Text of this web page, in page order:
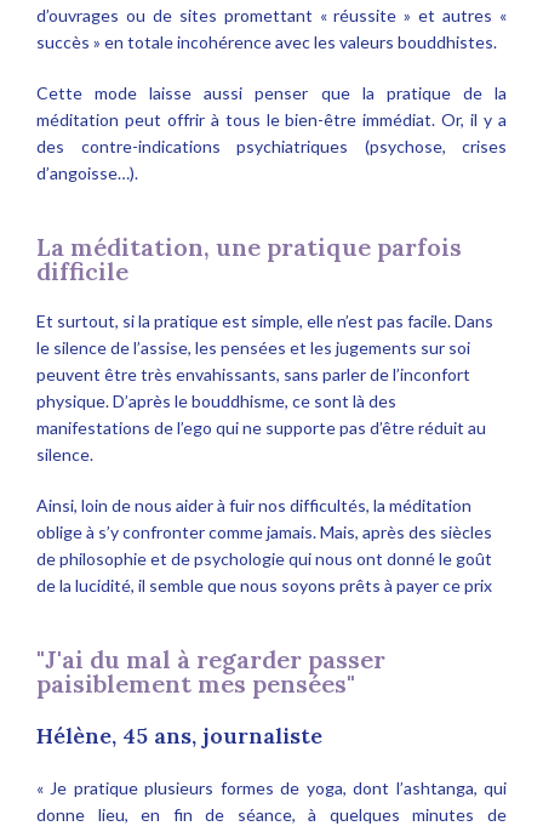
d’ouvrages ou de sites promettant « réussite » et autres «
succès » en totale incohérence avec les valeurs bouddhistes.
Cette mode laisse aussi penser que la pratique de la
méditation peut offrir à tous le bien-être immédiat. Or, il y a
des contre-indications psychiatriques (psychose, crises
d’angoisse…).
La méditation, une pratique parfois
difficile
Et surtout, si la pratique est simple, elle n’est pas facile. Dans
le silence de l’assise, les pensées et les jugements sur soi
peuvent être très envahissants, sans parler de l’inconfort
physique. D’après le bouddhisme, ce sont là des
manifestations de l’ego qui ne supporte pas d’être réduit au
silence.
Ainsi, loin de nous aider à fuir nos difficultés, la méditation
oblige à s’y confronter comme jamais. Mais, après des siècles
de philosophie et de psychologie qui nous ont donné le goût
de la lucidité, il semble que nous soyons prêts à payer ce prix
"J'ai du mal à regarder passer
paisiblement mes pensées"
Hélène, 45 ans, journaliste
« Je pratique plusieurs formes de yoga, dont l’ashtanga, qui
donne lieu, en fin de séance, à quelques minutes de